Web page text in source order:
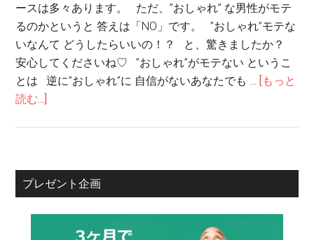
ースは多々あります。 ただ、”おしゃれ” な男性がモテ
るのかというと 答えは「NO」です。 ”おしゃれ”モテな
いなんて どうしたらいいの！？ と、驚きましたか？
安心してくださいね♡ ”おしゃれ”がモテない というこ
とは 逆に”おしゃれ”に 自信がないあなたでも … [もっと
読む...]
プレゼント企画